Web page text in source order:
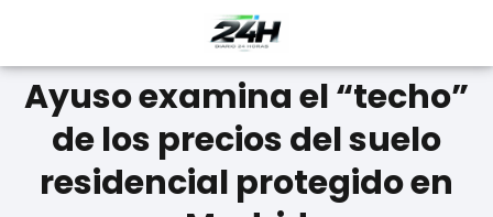
Ayuso examina el “techo”
de los precios del suelo
residencial protegido en